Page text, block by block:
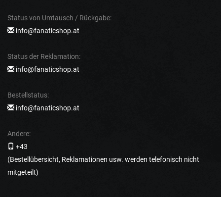
Status von Umtausch / Rückgabe:
info@fanaticshop.at
Status der Reklamation:
info@fanaticshop.at
Bestellstatus:
info@fanaticshop.at
Andere:
+43
(Bestellübersicht, Reklamationen usw. werden telefonisch nicht
mitgeteilt)